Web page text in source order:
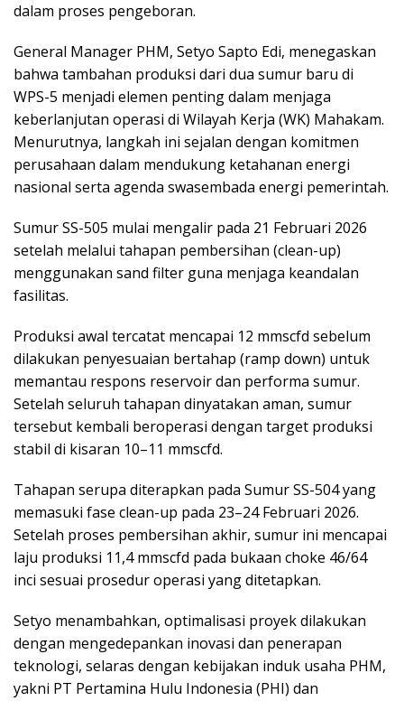
dalam proses pengeboran.
General Manager PHM, Setyo Sapto Edi, menegaskan
bahwa tambahan produksi dari dua sumur baru di
WPS-5 menjadi elemen penting dalam menjaga
keberlanjutan operasi di Wilayah Kerja (WK) Mahakam.
Menurutnya, langkah ini sejalan dengan komitmen
perusahaan dalam mendukung ketahanan energi
nasional serta agenda swasembada energi pemerintah.
Sumur SS-505 mulai mengalir pada 21 Februari 2026
setelah melalui tahapan pembersihan (clean-up)
menggunakan sand filter guna menjaga keandalan
fasilitas.
Produksi awal tercatat mencapai 12 mmscfd sebelum
dilakukan penyesuaian bertahap (ramp down) untuk
memantau respons reservoir dan performa sumur.
Setelah seluruh tahapan dinyatakan aman, sumur
tersebut kembali beroperasi dengan target produksi
stabil di kisaran 10–11 mmscfd.
Tahapan serupa diterapkan pada Sumur SS-504 yang
memasuki fase clean-up pada 23–24 Februari 2026.
Setelah proses pembersihan akhir, sumur ini mencapai
laju produksi 11,4 mmscfd pada bukaan choke 46/64
inci sesuai prosedur operasi yang ditetapkan.
Setyo menambahkan, optimalisasi proyek dilakukan
dengan mengedepankan inovasi dan penerapan
teknologi, selaras dengan kebijakan induk usaha PHM,
yakni PT Pertamina Hulu Indonesia (PHI) dan